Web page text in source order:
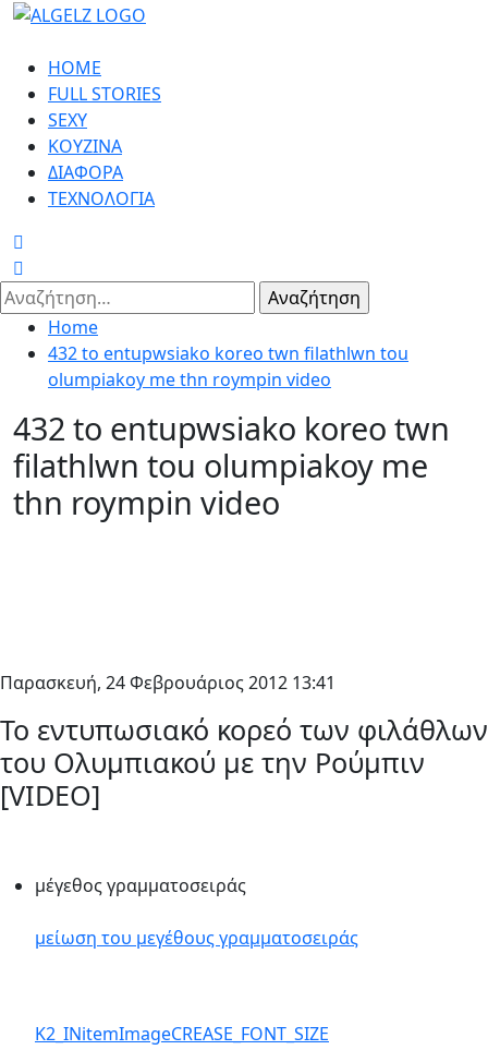
Skip
content
Primary
Menu
HOME
FULL STORIES
SEXY
ΚΟΥΖΙΝΑ
ΔΙΑΦΟΡΑ
ΤΕΧΝΟΛΟΓΙΑ
Αναζήτηση
για:
Home
432 to entupwsiako koreo twn filathlwn tou
olumpiakoy me thn roympin video
432 to entupwsiako koreo twn
filathlwn tou olumpiakoy me
thn roympin video
Παρασκευή, 24 Φεβρουάριος 2012 13:41
Το εντυπωσιακό κορεό των φιλάθλων
του Ολυμπιακού με την Ρούμπιν
[VIDEO]
μέγεθος γραμματοσειράς
μείωση του μεγέθους γραμματοσειράς
K2_INitemImageCREASE_FONT_SIZE